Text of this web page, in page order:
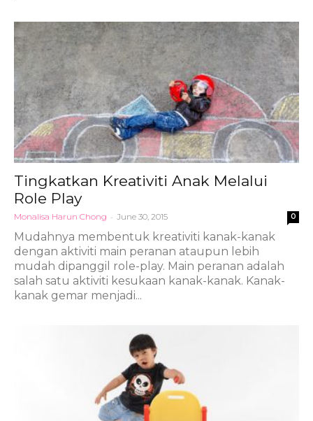
Tingkatkan Kreativiti Anak Melalui
Role Play
Monalisa Harun Chong - June 30, 2015 0
Mudahnya membentuk kreativiti kanak-kanak
dengan aktiviti main peranan ataupun lebih
mudah dipanggil role-play. Main peranan adalah
salah satu aktiviti kesukaan kanak-kanak. Kanak-
kanak gemar menjadi...